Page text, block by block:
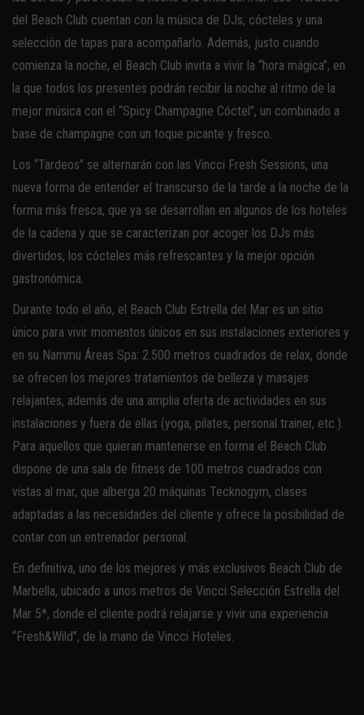
del Beach Club cuentan con la música de DJs, cócteles y una
selección de tapas para acompañarlo. Además, justo cuando
comienza la noche, el Beach Club invita a vivir la “hora mágica”, en
la que todos los presentes podrán recibir la noche al ritmo de la
mejor música con el “Spicy Champagne Cóctel”, un combinado a
base de champagne con un toque picante y fresco.
Los “Tardeos” se alternarán con las Vincci Fresh Sessions, una
nueva forma de entender el transcurso de la tarde a la noche de la
forma más fresca, que ya se desarrollan en algunos de los hoteles
de la cadena y que se caracterizan por acoger los DJs más
divertidos, los cócteles más refrescantes y la mejor opción
gastronómica.
Durante todo el año, el Beach Club Estrella del Mar es un sitio
único para vivir momentos únicos en sus instalaciones exteriores y
en su Nammu Áreas Spa: 2.500 metros cuadrados de relax, donde
se ofrecen los mejores tratamientos de belleza y masajes
relajantes, además de una amplia oferta de actividades en sus
instalaciones y fuera de ellas (yoga, pilates, personal trainer, etc.).
Para aquellos que quieran mantenerse en forma el Beach Club
dispone de una sala de fitness de 100 metros cuadrados con
vistas al mar, que alberga 20 máquinas Tecknogym, clases
adaptadas a las necesidades del cliente y ofrece la posibilidad de
contar con un entrenador personal.
En definitiva, uno de los mejores y más exclusivos Beach Club de
Marbella, ubicado a unos metros de Vincci Selección Estrella del
Mar 5*, donde el cliente podrá relajarse y vivir una experiencia
“Fresh&Wild”, de la mano de Vincci Hoteles.